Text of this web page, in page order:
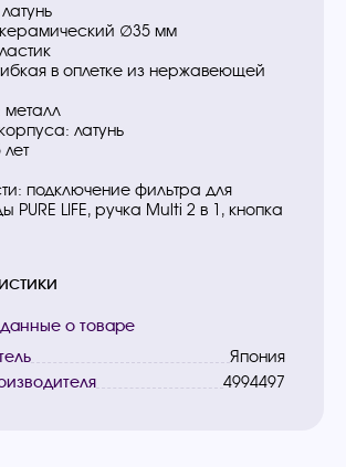
∅35 мм
в оплетке из нержавеющей
металл
латунь
подключение фильтра для
PURE LIFE, ручка Multi 2 в 1, кнопка
о товаре
Япония
4994497